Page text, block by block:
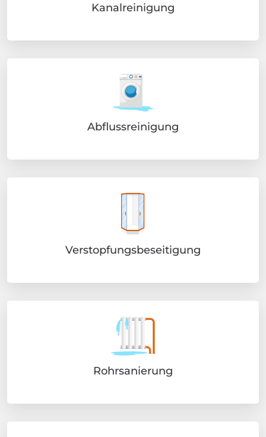
Kanalreinigung
Abflussreinigung
Verstopfungsbeseitigung
Rohrsanierung